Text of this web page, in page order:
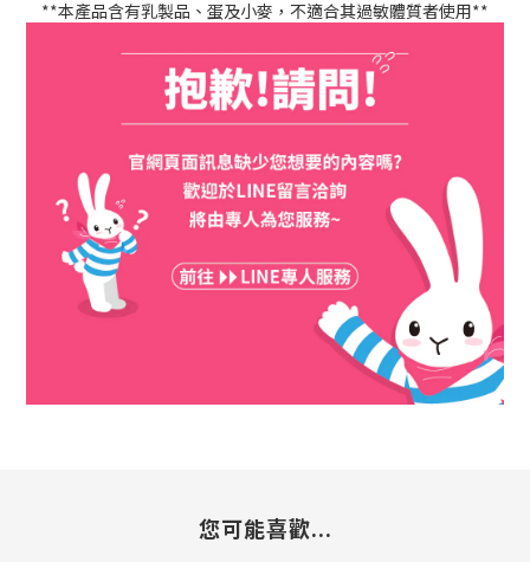
**本產品含有乳製品、蛋及小麥，不適合其過敏體質者使用**
您可能喜歡...